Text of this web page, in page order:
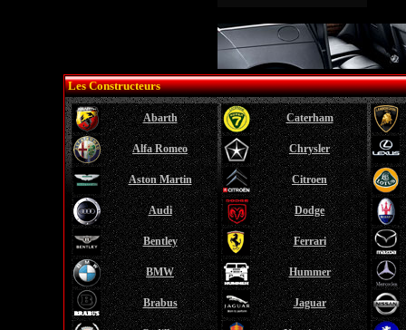
Les Constructeurs
Abarth
Alfa Romeo
Aston Martin
Audi
Bentley
BMW
Brabus
Caterham
Chrysler
Citroen
Dodge
Ferrari
Hummer
Jaguar